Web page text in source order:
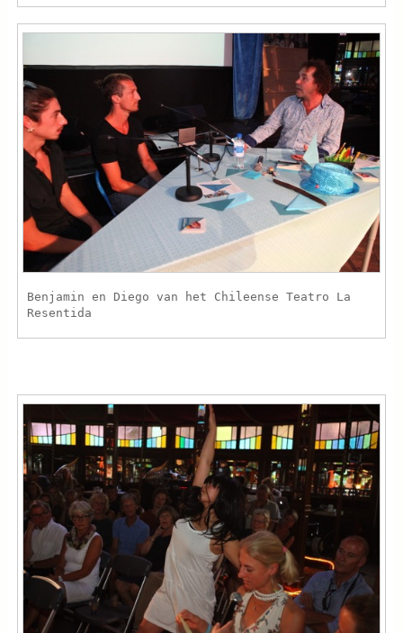
Benjamin en Diego van het Chileense Teatro La
Resentida